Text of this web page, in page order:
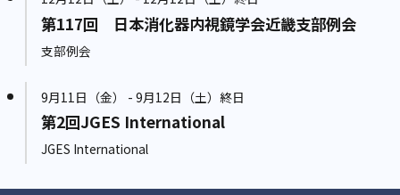
第117回 日本消化器内視鏡学会近畿支部例会
支部例会
9月11日（金） - 9月12日（土）終日
第2回JGES International
JGES International